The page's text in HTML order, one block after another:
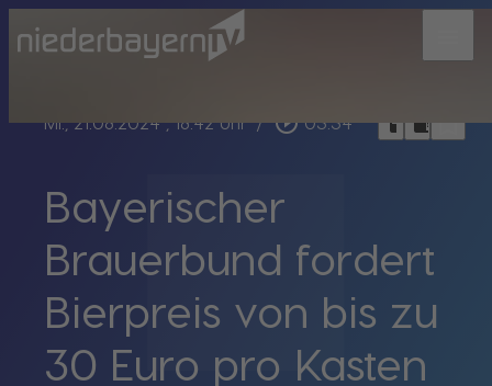
Mi., 21.08.2024, 18:42 Uhr / play_circle_outline 03:34 headphoneschrome_reader_modebookmark_border
Bayerischer
Brauerbund fordert
Bierpreis von bis zu
30 Euro pro Kasten